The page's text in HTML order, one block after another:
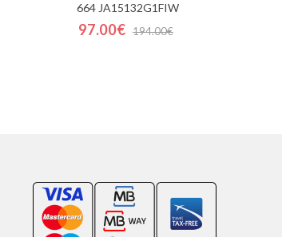
664 JA15132G1FIW
97.00€ 194.00€